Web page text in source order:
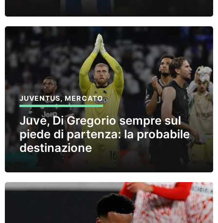
JUVENTUS,MERCATO
Juve, Di Gregorio sempre sul
piede di partenza: la probabile
destinazione